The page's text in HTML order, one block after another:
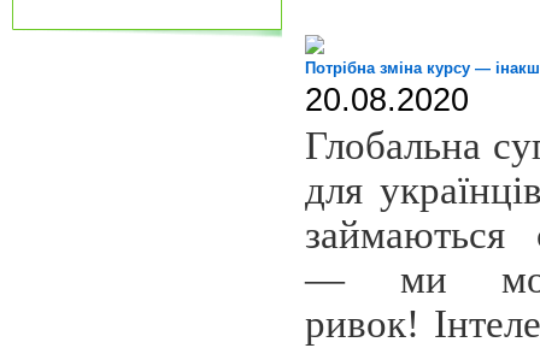
Потрібна зміна курсу —
20.08.2020
Глобальна
для
займаються
— ми
ривок!